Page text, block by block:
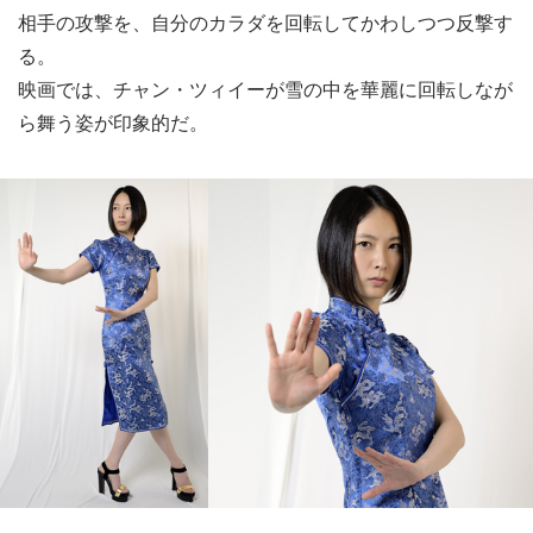
相手の攻撃を、自分のカラダを回転してかわしつつ反撃す
る。
映画では、チャン・ツィイーが雪の中を華麗に回転しなが
ら舞う姿が印象的だ。